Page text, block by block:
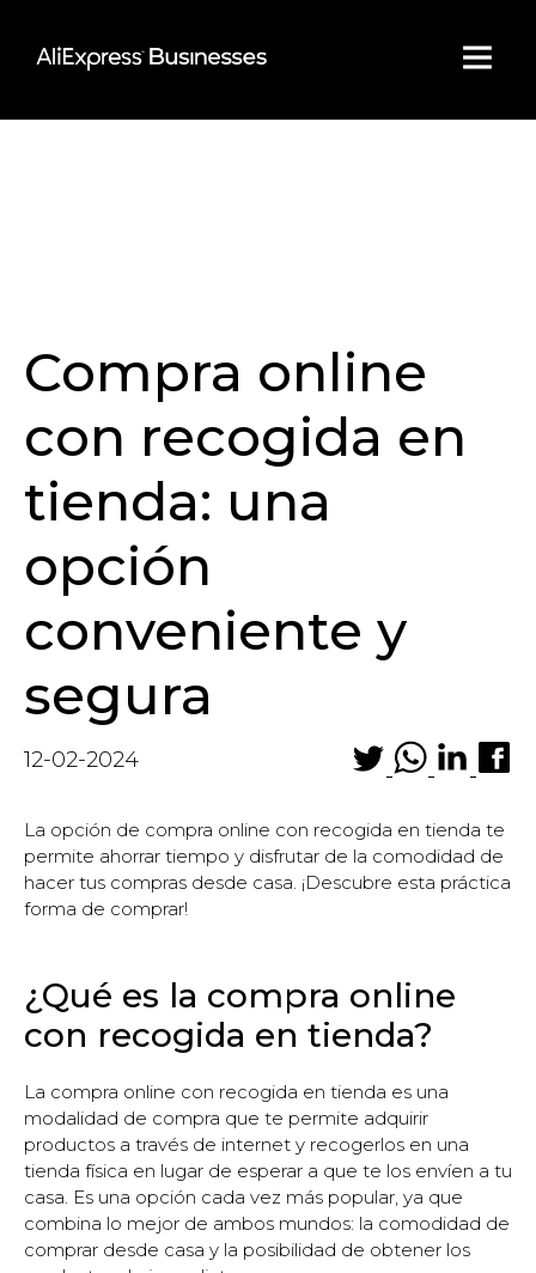
content
Compra online
con recogida en
tienda: una
opción
conveniente y
segura
12-02-2024
La opción de compra online con recogida en tienda te
permite ahorrar tiempo y disfrutar de la comodidad de
hacer tus compras desde casa. ¡Descubre esta práctica
forma de comprar!
¿Qué es la compra online
con recogida en tienda?
La compra online con recogida en tienda es una
modalidad de compra que te permite adquirir
productos a través de internet y recogerlos en una
tienda física en lugar de esperar a que te los envíen a tu
casa. Es una opción cada vez más popular, ya que
combina lo mejor de ambos mundos: la comodidad de
comprar desde casa y la posibilidad de obtener los